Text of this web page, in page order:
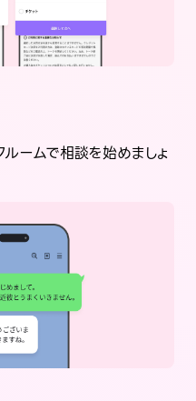
ルームで相談を始めましょ